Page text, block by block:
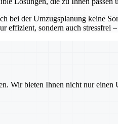
der Umzugsplanung keine
effizient, sondern auch
Wir bieten Ihnen nicht nur